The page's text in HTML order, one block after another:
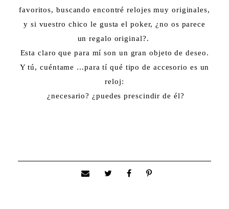
favoritos, buscando encontré relojes muy originales,
y si vuestro chico le gusta el poker, ¿no os parece
un regalo original?.
Esta claro que para mí son un gran objeto de deseo.
Y tú, cuéntame ...para tí qué tipo de accesorio es un
reloj:
¿necesario? ¿puedes prescindir de él?